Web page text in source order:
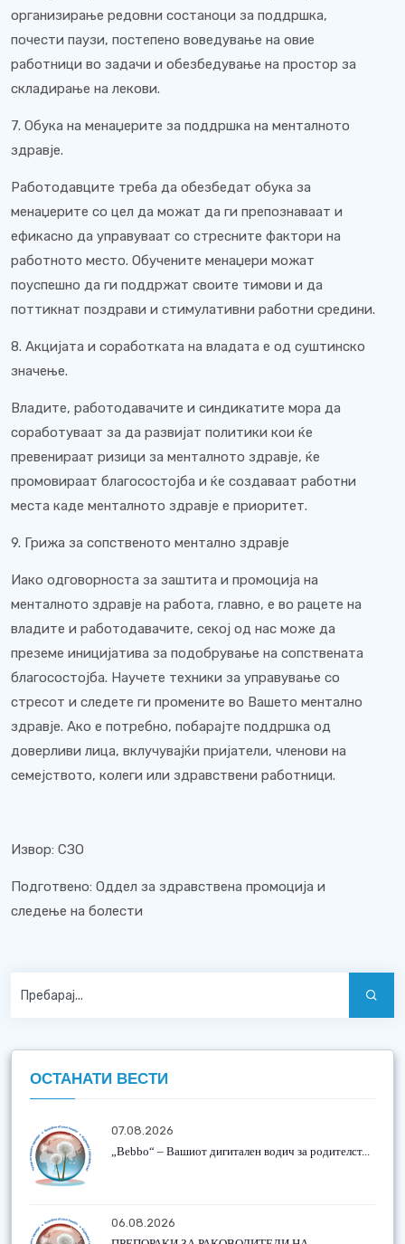
организирање редовни состаноци за поддршка,
почести паузи, постепено воведување на овие
работници во задачи и обезбедување на простор за
складирање на лекови.
7. Обука на менаџерите за поддршка на менталното
здравје.
Работодавците треба да обезбедат обука за
менаџерите со цел да можат да ги препознаваат и
ефикасно да управуваат со стресните фактори на
работното место. Обучените менаџери можат
поуспешно да ги поддржат своите тимови и да
поттикнат поздрави и стимулативни работни средини.
8. Акцијата и соработката на владата е од суштинско
значење.
Владите, работодавачите и синдикатите мора да
соработуваат за да развијат политики кои ќе
превенираат ризици за менталното здравје, ќе
промовираат благосостојба и ќе создаваат работни
места каде менталното здравје е приоритет.
9. Грижа за сопственото ментално здравје
Иако одговорноста за заштита и промоција на
менталното здравје на работа, главно, е во рацете на
владите и работодавачите, секој од нас може да
преземе иницијатива за подобрување на сопствената
благосостојба. Научете техники за управување со
стресот и следете ги промените во Вашето ментално
здравје. Ако е потребно, побарајте поддршка од
доверливи лица, вклучувајќи пријатели, членови на
семејството, колеги или здравствени работници.
Извор: СЗО
Подготвено: Оддел за здравствена промоција и
следење на болести
ОСТАНАТИ ВЕСТИ
07.08.2026
„Bebbo“ – Вашиот дигитален водич за родителст...
06.08.2026